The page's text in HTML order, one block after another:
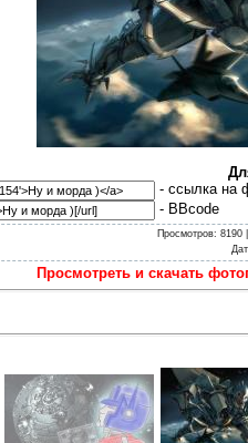
- cсылка на
- BBcode
Просмотров: 8190 |
Просмотреть и скачать